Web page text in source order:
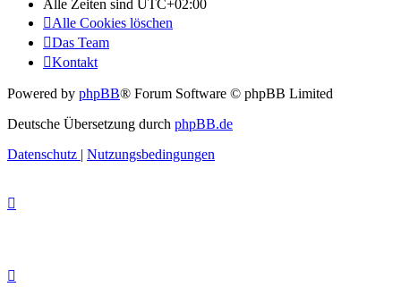
Alle Zeiten sind UTC+02:00
Alle Cookies löschen
Das Team
Kontakt
Powered by phpBB® Forum Software © phpBB Limited
Deutsche Übersetzung durch phpBB.de
Datenschutz | Nutzungsbedingungen